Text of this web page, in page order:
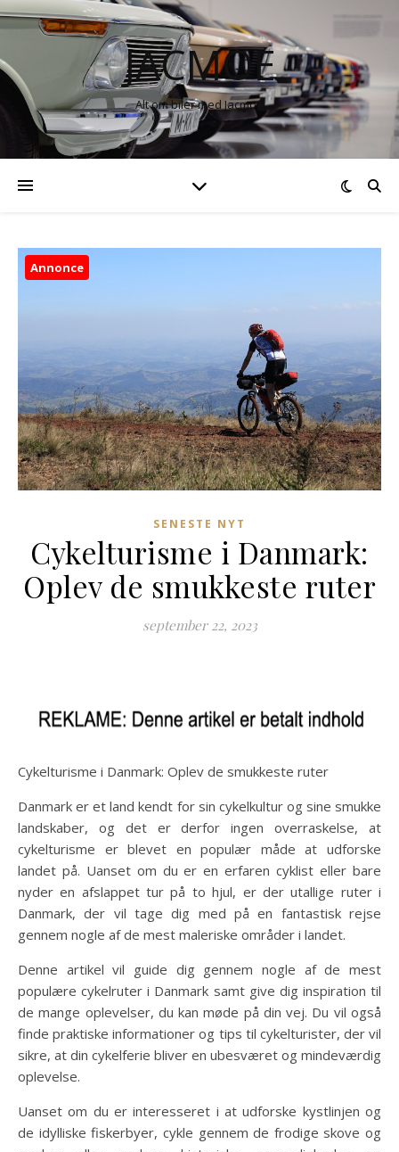
JACMOE
Alt om biler med Jacmoe
Annonce
SENESTE NYT
Cykelturisme i Danmark:
Oplev de smukkeste ruter
september 22, 2023
Cykelturisme i Danmark: Oplev de smukkeste ruter
Danmark er et land kendt for sin cykelkultur og sine smukke
landskaber, og det er derfor ingen overraskelse, at
cykelturisme er blevet en populær måde at udforske
landet på. Uanset om du er en erfaren cyklist eller bare
nyder en afslappet tur på to hjul, er der utallige ruter i
Danmark, der vil tage dig med på en fantastisk rejse
gennem nogle af de mest maleriske områder i landet.
Denne artikel vil guide dig gennem nogle af de mest
populære cykelruter i Danmark samt give dig inspiration til
de mange oplevelser, du kan møde på din vej. Du vil også
finde praktiske informationer og tips til cykelturister, der vil
sikre, at din cykelferie bliver en ubesværet og mindeværdig
oplevelse.
Uanset om du er interesseret i at udforske kystlinjen og
de idylliske fiskerbyer, cykle gennem de frodige skove og